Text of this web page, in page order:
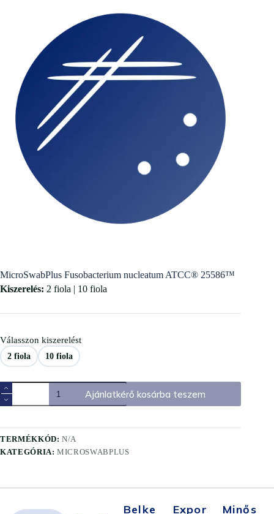
MicroSwabPlus Fusobacterium nucleatum ATCC® 25586™
Kiszerelés: 2 fiola | 10 fiola
Válasszon kiszerelést
2 fiola 10 fiola
Ajánlatkérő kosárba teszem
TERMÉKKÓD:N/A
KATEGÓRIA:MICROSWABPLUS
Belke
Expor
Minős